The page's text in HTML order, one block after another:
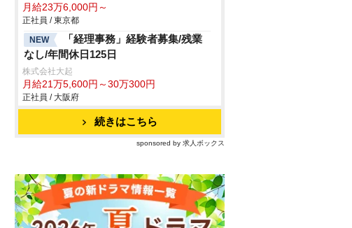
月給23万6,000円～
正社員 / 東京都
NEW
「経理事務」経験者募集/残業
なし/年間休日125日
株式会社大起
月給21万5,600円～30万300円
正社員 / 大阪府
続きはこちら
sponsored by 求人ボックス